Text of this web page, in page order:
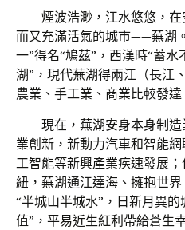
煙波浩渺，江水悠悠，
而又充滿活氣的城市——蕪湖
一”得名“鳩茲”，西漢時“蓄
湖”，現代蕪湖得兩江（長江
農業、手工業、商業比較發達
現在，蕪湖安身本身制
業創新，新動力汽車和智能
工智能等新興產業疾速發展
紐，蕪湖通江達海、擁抱世
“半城山半城水”，日新月異
值”，平易近生紅利帶給蒼生